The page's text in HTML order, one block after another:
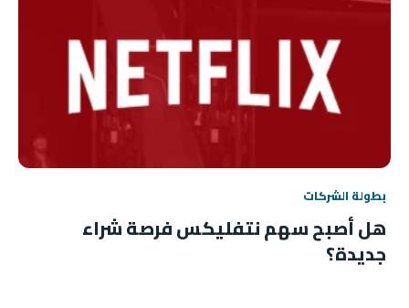
بطولة الشركات
هل أصبح سهم نتفليكس فرصة شراء
جديدة؟